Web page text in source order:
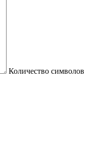
Количество символов